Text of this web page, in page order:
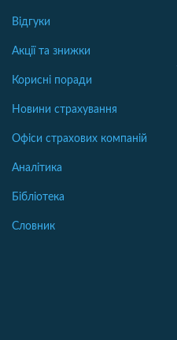
Відгуки
Акції та знижки
Корисні поради
Новини страхування
Офіси страхових компаній
Аналітика
Бібліотека
Словник